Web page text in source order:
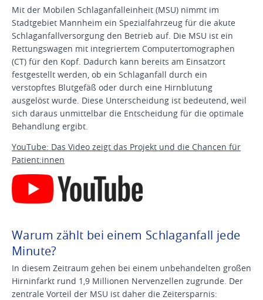
Mit der Mobilen Schlaganfalleinheit (MSU) nimmt im
Stadtgebiet Mannheim ein Spezialfahrzeug für die akute
Schlaganfallversorgung den Betrieb auf. Die MSU ist ein
Rettungswagen mit integriertem Computertomographen
(CT) für den Kopf. Dadurch kann bereits am Einsatzort
festgestellt werden, ob ein Schlaganfall durch ein
verstopftes Blutgefäß oder durch eine Hirnblutung
ausgelöst wurde. Diese Unterscheidung ist bedeutend, weil
sich daraus unmittelbar die Entscheidung für die optimale
Behandlung ergibt.
YouTube: Das Video zeigt das Projekt und die Chancen für
Patient:innen
Warum zählt bei einem Schlaganfall jede
Minute?
In diesem Zeitraum gehen bei einem unbehandelten großen
Hirninfarkt rund 1,9 Millionen Nervenzellen zugrunde. Der
zentrale Vorteil der MSU ist daher die Zeitersparnis: